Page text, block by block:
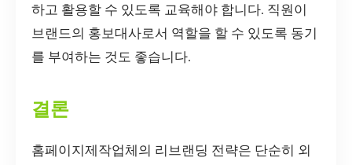
하고 활용할 수 있도록 교육해야 합니다. 직원이
브랜드의 홍보대사로서 역할을 할 수 있도록 동기
를 부여하는 것도 좋습니다.
결론
홈페이지제작업체의 리브랜딩 전략은 단순히 외